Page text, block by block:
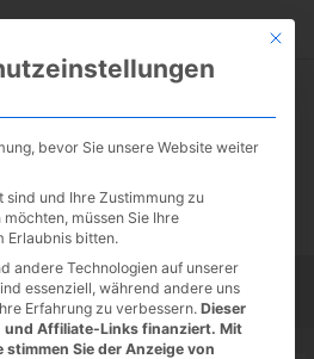
Tutorials Tests
Mit
bevor Sie unsere Website weiter
sind und Ihre Zustimmung zu
müssen Sie Ihre
Erlaubnis bitten.
andere Technologien auf unserer
essenziell, während andere uns
Erfahrung zu verbessern. Dieser
und Affiliate-Links finanziert. Mit
stimmen Sie der Anzeige von